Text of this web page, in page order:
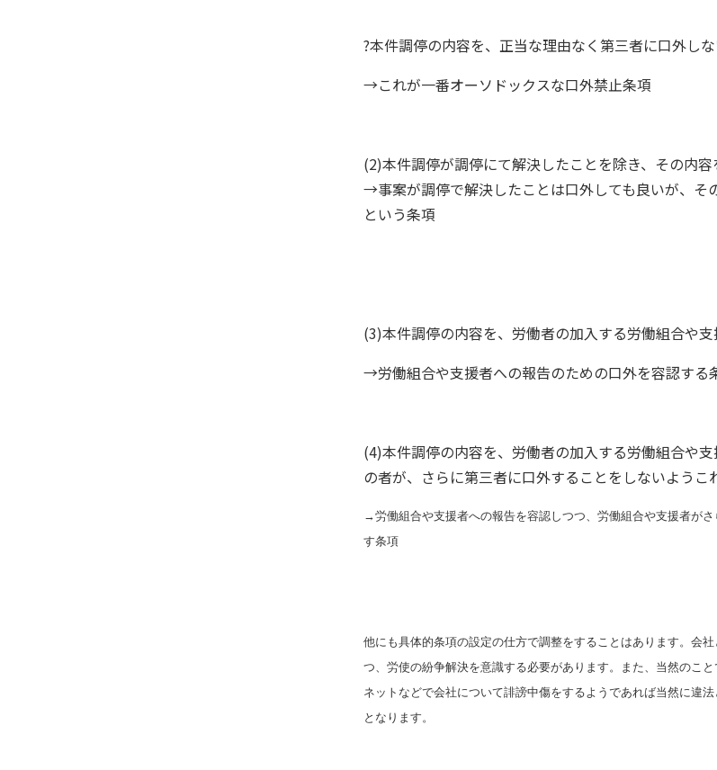
?本件調停の内容を、正当な理由なく第三者に口外しな
→これが一番オーソドックスな口外禁止条項
(2)本件調停が調停にて解決したことを除き、その内
→事案が調停で解決したことは口外しても良いが、そ
という条項
(3)本件調停の内容を、労働者の加入する労働組合や支
→労働組合や支援者への報告のための口外を容認する
(4)本件調停の内容を、労働者の加入する労働組合や
の者が、さらに第三者に口外することをしないようこ
→労働組合や支援者への報告を容認しつつ、労働組合や支援者が
す条項
他にも具体的条項の設定の仕方で調整をすることはあります。会
つ、労使の紛争解決を意識する必要があります。また、当然のこ
ネットなどで会社について誹謗中傷をするようであれば当然に違
となります。